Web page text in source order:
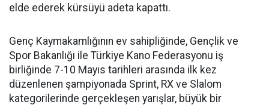
elde ederek kürsüyü adeta kapattı.
Genç Kaymakamlığının ev sahipliğinde, Gençlik ve
Spor Bakanlığı ile Türkiye Kano Federasyonu iş
birliğinde 7-10 Mayıs tarihleri arasında ilk kez
düzenlenen şampiyonada Sprint, RX ve Slalom
kategorilerinde gerçekleşen yarışlar, büyük bir